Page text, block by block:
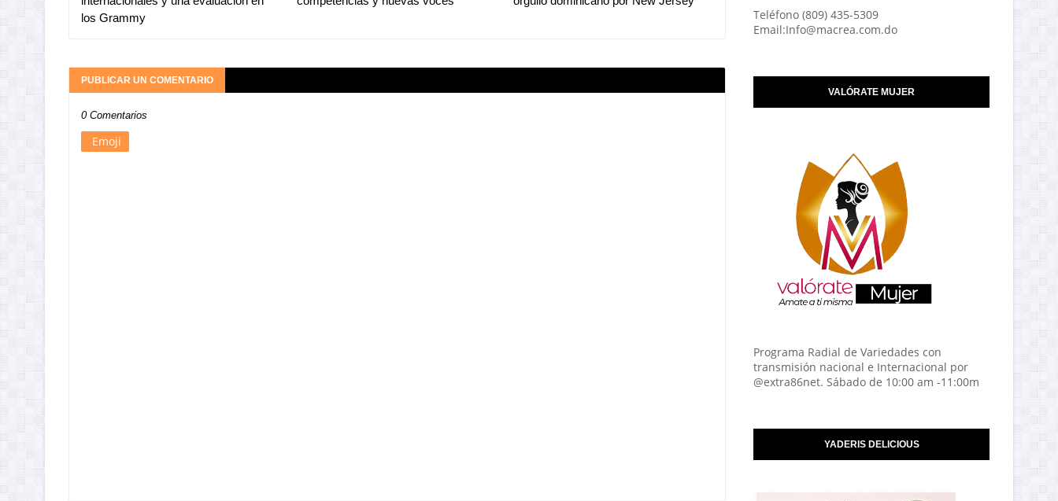
los Grammy
PUBLICAR UN COMENTARIO
0 Comentarios
Emoji
Teléfono (809) 435-5309
Email:Info@macrea.com.do
VALÓRATE MUJER
Programa Radial de Variedades con
transmisión nacional e Internacional por
@extra86net. Sábado de 10:00 am -11:00m
YADERIS DELICIOUS